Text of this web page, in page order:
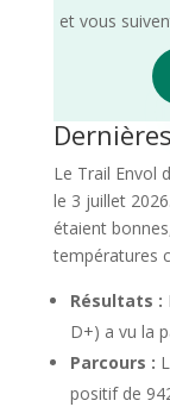
et vous
Le Trail Envol
le 3 juillet
étaient
températures
Résultats :
D+) a vu la
Parcours :
positif de